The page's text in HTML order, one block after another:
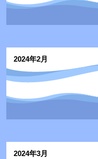
2024年2月
2024年3月